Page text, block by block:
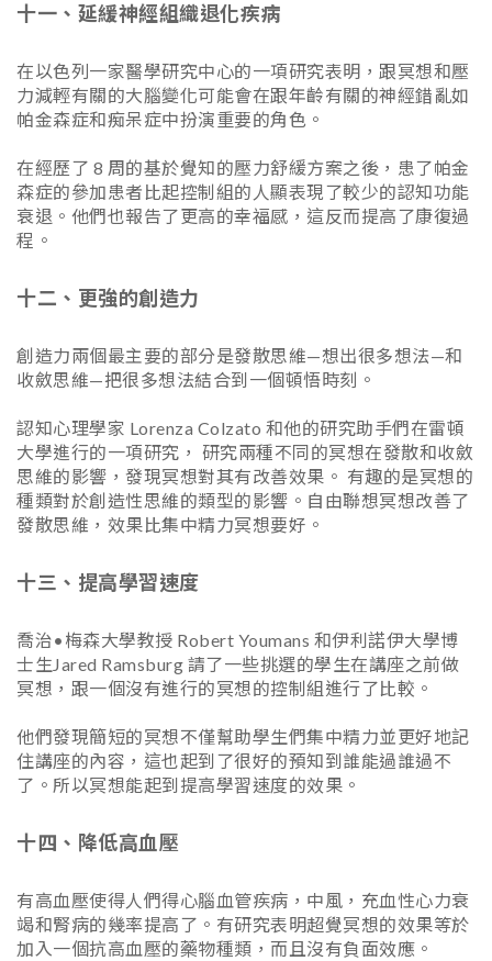
十一、延緩神經組織退化疾病
在以色列一家醫學研究中心的一項研究表明，跟冥想和壓
力減輕有關的大腦變化可能會在跟年齡有關的神經錯亂如
帕金森症和痴呆症中扮演重要的角色。
在經歷了 8 周的基於覺知的壓力舒緩方案之後，患了帕金
森症的參加患者比起控制組的人顯表現了較少的認知功能
衰退。他們也報告了更高的幸福感，這反而提高了康復過
程。
十二、更強的創造力
創造力兩個最主要的部分是發散思維—想出很多想法—和
收斂思維—把很多想法結合到一個頓悟時刻。
認知心理學家 Lorenza Colzato 和他的研究助手們在雷頓
大學進行的一項研究， 研究兩種不同的冥想在發散和收斂
思維的影響，發現冥想對其有改善效果。 有趣的是冥想的
種類對於創造性思維的類型的影響。自由聯想冥想改善了
發散思維，效果比集中精力冥想要好。
十三、提高學習速度
喬治•梅森大學教授 Robert Youmans 和伊利諾伊大學博
士生Jared Ramsburg 請了一些挑選的學生在講座之前做
冥想，跟一個沒有進行的冥想的控制組進行了比較。
他們發現簡短的冥想不僅幫助學生們集中精力並更好地記
住講座的內容，這也起到了很好的預知到誰能過誰過不
了。所以冥想能起到提高學習速度的效果。
十四、降低高血壓
有高血壓使得人們得心腦血管疾病，中風，充血性心力衰
竭和腎病的幾率提高了。有研究表明超覺冥想的效果等於
加入一個抗高血壓的藥物種類，而且沒有負面效應。